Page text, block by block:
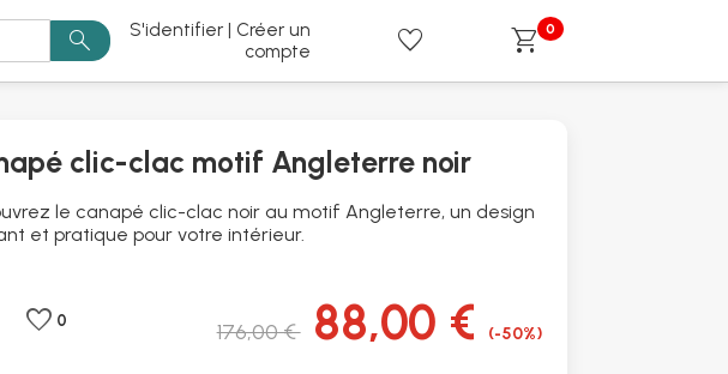
search
S'identifier | Créer un
compte
favorite shopping_cart 0
clic-clac motif Angleterre noir
le canapé clic-clac noir au motif Angleterre, un design
et pratique pour votre intérieur.
favorite 0 176,00 € 88,00 € (-50%)